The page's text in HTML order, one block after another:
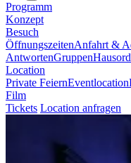
Programm
Konzept
Besuch
ÖffnungszeitenAnfahrt &
AntwortenGruppen
Location
Private FeiernEventlocation
Film
Tickets Location anfragen